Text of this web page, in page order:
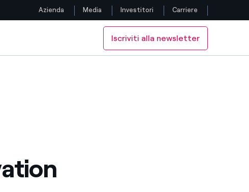
Seguici
Azienda Media Investitori Carriere
Iscriviti alla newsletter